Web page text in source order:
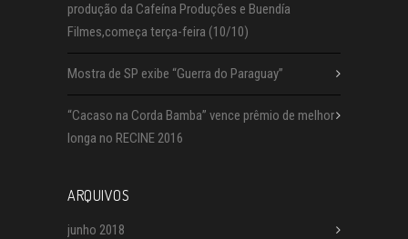
produção da Cafeína Produções e Buendía
Filmes,começa terça-feira (10/10)
Mostra de SP exibe “Guerra do Paraguay”
“Cacaso na Corda Bamba” vence prêmio de melhor
longa no RECINE 2016
ARQUIVOS
junho 2018